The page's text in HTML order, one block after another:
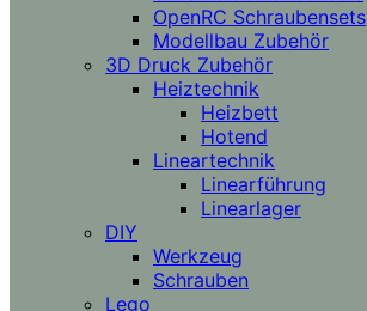
OpenRC Schraubensets
Modellbau Zubehör
3D Druck Zubehör
Heiztechnik
Heizbett
Hotend
Lineartechnik
Linearführung
Linearlager
DIY
Werkzeug
Schrauben
Lego